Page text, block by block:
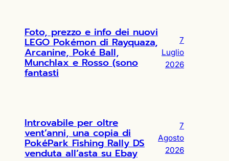
Foto, prezzo e info dei nuovi
LEGO Pokémon di Rayquaza,
Arcanine, Poké Ball,
Munchlax e Rosso (sono
fantasti
7
Luglio
2026
Introvabile per oltre
vent’anni, una copia di
PokéPark Fishing Rally DS
venduta all’asta su Ebay
7
Agosto
2026